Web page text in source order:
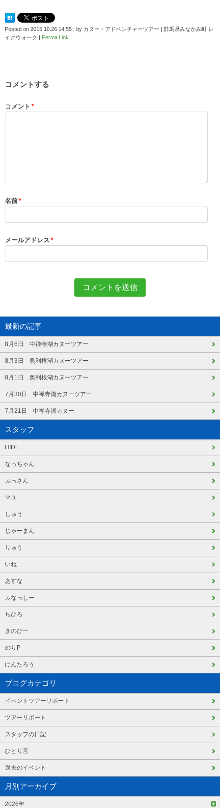
Posted on 2015.10.26 14:55 | by カヌー・アドベンチャーツアー | 群馬県みなかみ町 レ
イクウォーク | Perma Link
コメントする
コメント *
名前*
メールアドレス *
最新の記事
8月6日 中禅寺湖カヌーツアー
8月3日 奥利根湖カヌーツアー
8月1日 奥利根湖カヌーツアー
7月30日 中禅寺湖カヌーツアー
7月21日 中禅寺湖カヌー
スタッフ
HIDE
なっちゃん
ぶっさん
マユ
しゅう
じゃーまん
りゅう
いね
あすな
ふなっしー
ちひろ
きのぴー
のりP
けんたろう
ブログカテゴリ
イベントツアーリポート
ツアーリポート
スタッフの日記
ひとり言
過去のイベント
月別アーカイブ
2026年